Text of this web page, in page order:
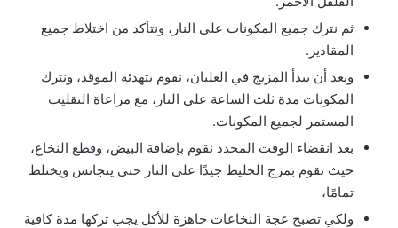
ثم نترك جميع المكونات على النار، ونتأكد من اختلاط جميع
المقادير.
وبعد أن يبدأ المزيج في الغليان، نقوم بتهدئة الموقد، ونترك
المكونات مدة ثلث الساعة على النار، مع مراعاة التقليب
المستمر لجميع المكونات.
بعد انقضاء الوقت المحدد نقوم بإضافة البيض، وقطع النخاع،
حيث نقوم بمزج الخليط جيدًا على النار حتى يتجانس ويختلط
تمامًا،
ولكي تصبح عجة النخاعات جاهزة للأكل يجب تركها مدة كافية